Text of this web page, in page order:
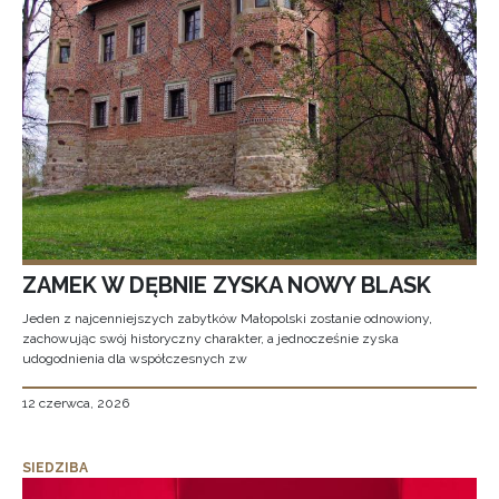
ZAMEK W DĘBNIE ZYSKA NOWY BLASK
Jeden z najcenniejszych zabytków Małopolski zostanie odnowiony,
zachowując swój historyczny charakter, a jednocześnie zyska
udogodnienia dla współczesnych zw
12 czerwca, 2026
SIEDZIBA